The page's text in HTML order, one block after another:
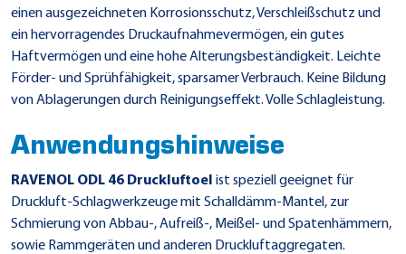
einen ausgezeichneten Korrosionsschutz, Verschleißschutz und
ein hervorragendes Druckaufnahmevermögen, ein gutes
Haftvermögen und eine hohe Alterungsbeständigkeit. Leichte
Förder- und Sprühfähigkeit, sparsamer Verbrauch. Keine Bildung
von Ablagerungen durch Reinigungseffekt. Volle Schlagleistung.
Anwendungshinweise
RAVENOL ODL 46 Druckluftoel ist speziell geeignet für
Druckluft-Schlagwerkzeuge mit Schalldämm-Mantel, zur
Schmierung von Abbau-, Aufreiß-, Meißel- und Spatenhämmern,
sowie Rammgeräten und anderen Druckluftaggregaten.